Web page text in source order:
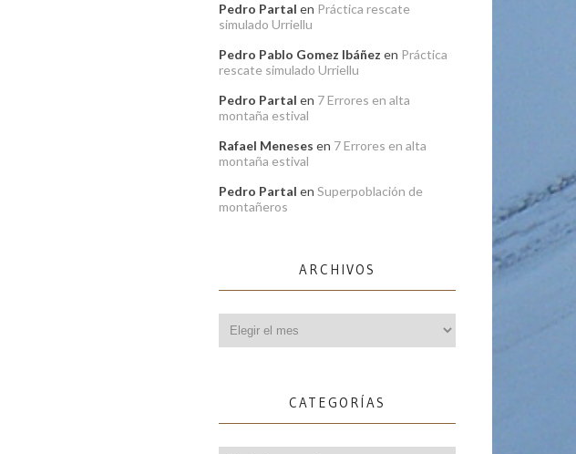
Pedro Partal en Práctica rescate
simulado Urriellu
Pedro Pablo Gomez Ibáñez en Práctica
rescate simulado Urriellu
Pedro Partal en 7 Errores en alta
montaña estival
Rafael Meneses en 7 Errores en alta
montaña estival
Pedro Partal en Superpoblación de
montañeros
ARCHIVOS
CATEGORÍAS